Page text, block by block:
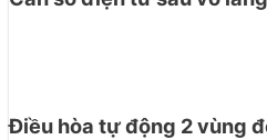
Điều hòa tự động 2 vùng